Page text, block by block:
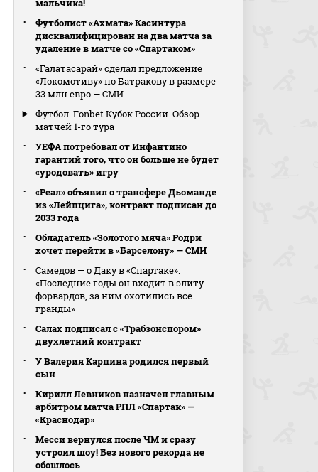
мальчика!
Футболист «Ахмата» Касинтура
дисквалифицирован на два матча за
удаление в матче со «Спартаком»
«Галатасарай» сделал предложение
«Локомотиву» по Батракову в размере
33 млн евро — СМИ
Футбол. Fonbet Кубок России. Обзор
матчей 1-го тура
УЕФА потребовал от Инфантино
гарантий того, что он больше не будет
«уродовать» игру
«Реал» объявил о трансфере Дьоманде
из «Лейпцига», контракт подписан до
2033 года
Обладатель «Золотого мяча» Родри
хочет перейти в «Барселону» — СМИ
Самедов — о Даку в «Спартаке»:
«Последние годы он входит в элиту
форвардов, за ним охотились все
гранды»
Салах подписал с «Трабзонспором»
двухлетний контракт
У Валерия Карпина родился первый
сын
Кирилл Левников назначен главным
арбитром матча РПЛ «Спартак» —
«Краснодар»
Месси вернулся после ЧМ и сразу
устроил шоу! Без нового рекорда не
обошлось